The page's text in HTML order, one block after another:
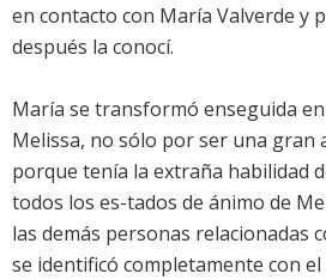
en contacto con María Valverde y
después la conocí.
María se transformó enseguida
Melissa, no sólo por ser una gran
porque tenía la extraña habilidad
todos los es-tados de ánimo de
las demás personas relacionadas
se identificó completamente con